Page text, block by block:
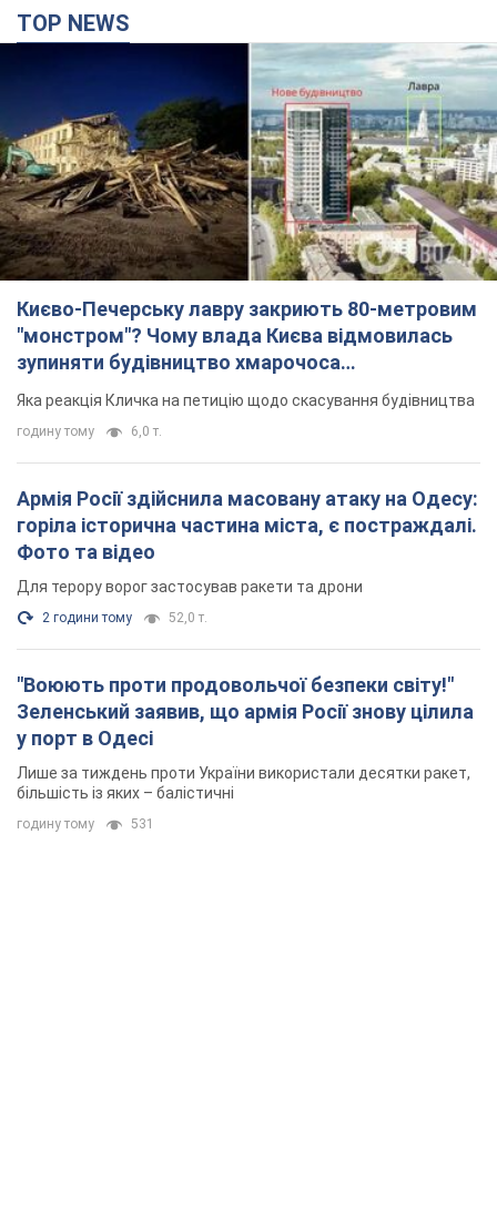
TOP NEWS
Києво-Печерську лавру закриють 80-метровим
"монстром"? Чому влада Києва відмовилась
зупиняти будівництво хмарочоса
"московського вірянина"
Яка реакція Кличка на петицію щодо скасування будівництва
годину тому 6,0 т.
Армія Росії здійснила масовану атаку на Одесу:
горіла історична частина міста, є постраждалі.
Фото та відео
Для терору ворог застосував ракети та дрони
2 години тому 52,0 т.
"Воюють проти продовольчої безпеки світу!"
Зеленський заявив, що армія Росії знову цілила
у порт в Одесі
Лише за тиждень проти України використали десятки ракет,
більшість із яких – балістичні
годину тому 531